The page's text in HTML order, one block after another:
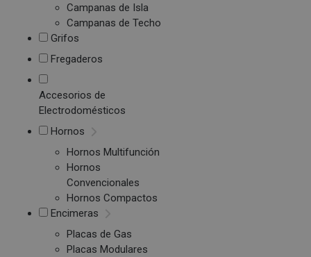
Campanas de Isla
Campanas de Techo
Grifos
Fregaderos
Accesorios de
Electrodomésticos
Hornos
Hornos Multifunción
Hornos
Convencionales
Hornos Compactos
Encimeras
Placas de Gas
Placas Modulares